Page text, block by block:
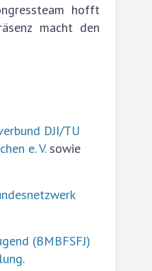
hofft
macht den
DJI/TU
e. V.sowie
(BMBFSFJ)
.